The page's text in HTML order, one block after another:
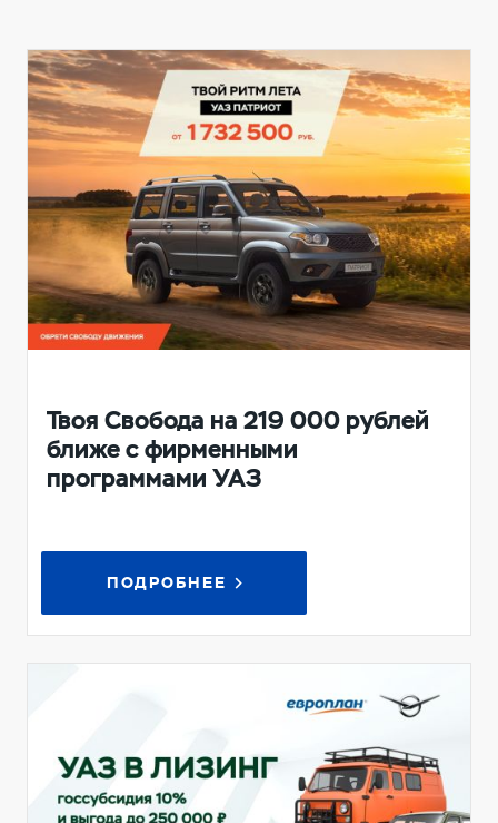
Твоя Свобода на 219 000 рублей
ближе с фирменными
программами УАЗ
ПОДРОБНЕЕ